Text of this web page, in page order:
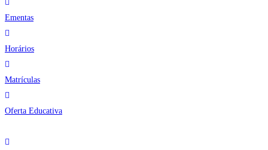
Ementas
Horários
Matrículas
Oferta Educativa